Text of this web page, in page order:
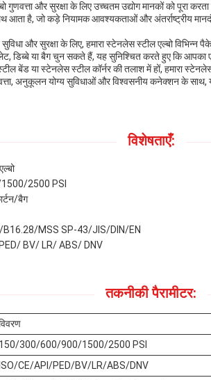
गुणवत्ता और सुरक्षा के लिए उच्चतम उद्योग मानकों को पूरा
आता है, जो कड़े नियामक आवश्यकताओं और अंतर्राष्ट्रीय
और सुरक्षा के लिए, हमारा स्टेनलेस स्टील एल्बो
डिब्बे या बैग चुन सकते हैं, यह सुनिश्चित करते हुए कि आपका
बेंड या स्टेनलेस स्टील कॉर्नर की तलाश में हों, हमारा स्टेनलेस
अनुकूलन योग्य सुविधाओं और विश्वसनीय कनेक्शन के साथ,
विशेषताएँ:
2500 PSI
बैग
B16.28/MSS SP-43/JIS/DIN/EN
BV/ LR/ ABS/ DNV
तकनीकी पैरामीटर:
150/300/600/900/1500/2500 PSI
ISO/CE/API/PED/BV/LR/ABS/DNV